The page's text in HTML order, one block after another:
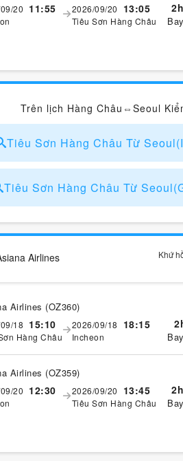
20 11:55 2026/09/20 13:05
Tiêu Sơn Hàng Châu
Trên lịch Hàng Châu⇔Seoul
Tiêu Sơn Hàng Châu Từ
Tiêu Sơn Hàng Châu Từ
Airlines
Khứ
Airlines (OZ360)
18 15:10
Hàng Châu
2026/09/18 18:15
Incheon
Airlines (OZ359)
20 12:30 2026/09/20 13:45
Tiêu Sơn Hàng Châu